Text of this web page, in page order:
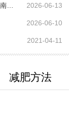
2026-06-13
2026-06-10
2021-04-11
减肥方法